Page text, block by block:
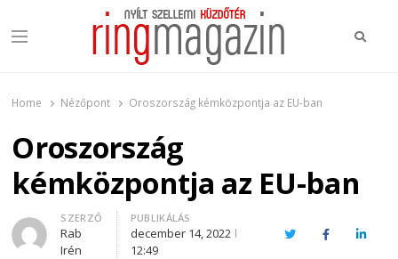
Menu
Home Nézőpont Oroszország kémközpontja az EU-ban
Oroszország
kémközpontja az EU-ban
Author
SZERZŐ
Rab
Irén
PUBLIKÁLÁS
december 14, 2022
12:49
TwitterFacebook